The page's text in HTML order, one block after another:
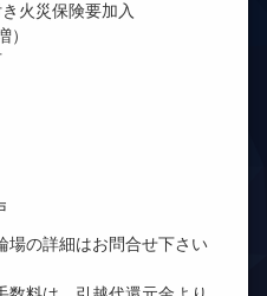
災保険要加入
の詳細はお問合せ下さい